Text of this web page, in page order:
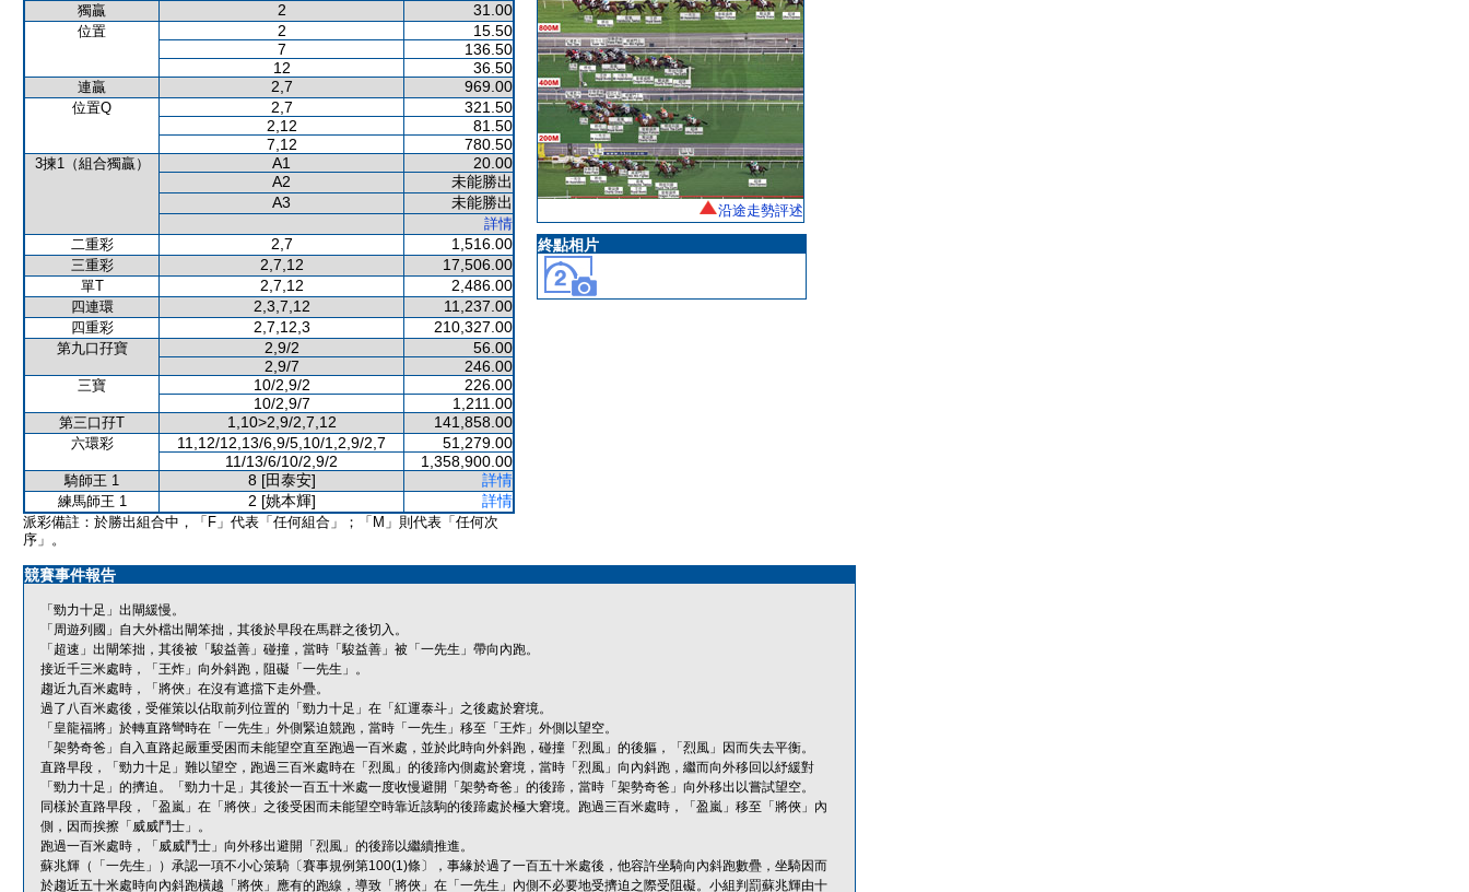
獨贏
2 31.00
位置 2
15.50
7
136.50
12
36.50
連贏 2,7 969.00
位置Q 2,7
321.50
2,12
81.50
7,12
780.50
3揀1（組合獨贏） A1
20.00
A2
未能勝出
A3
未能勝出
詳情
二重彩
2,7 1,516.00
三重彩 2,7,12 17,506.00
單T 2,7,12 2,486.00
四連環 2,3,7,12 11,237.00
四重彩 2,7,12,3 210,327.00
第九口孖寶 2,9/2
56.00
2,9/7
246.00
三寶 10/2,9/2
226.00
10/2,9/7
1,211.00
第三口孖T 1,10>2,9/2,7,12 141,858.00
六環彩 11,12/12,13/6,9/5,10/1,2,9/2,7
51,279.00
11/13/6/10/2,9/2
1,358,900.00
騎師王 1 8 [田泰安] 詳情
練馬師王 1 2 [姚本輝] 詳情
派彩備註：於勝出組合中，「F」代表「任何組合」；「M」則代表「任何次
序」。
沿途走勢評述
終點相片
競賽事件報告
「勁力十足」出閘緩慢。
「周遊列國」自大外檔出閘笨拙，其後於早段在馬群之後切入。
「超速」出閘笨拙，其後被「駿益善」碰撞，當時「駿益善」被「一先生」帶向內跑。
接近千三米處時，「王炸」向外斜跑，阻礙「一先生」。
趨近九百米處時，「將俠」在沒有遮擋下走外疊。
過了八百米處後，受催策以佔取前列位置的「勁力十足」在「紅運泰斗」之後處於窘境。
「皇龍福將」於轉直路彎時在「一先生」外側緊迫競跑，當時「一先生」移至「王炸」外側以望空。
「架勢奇爸」自入直路起嚴重受困而未能望空直至跑過一百米處，並於此時向外斜跑，碰撞「烈風」的後軀，「烈風」因而失去平衡。
直路早段，「勁力十足」難以望空，跑過三百米處時在「烈風」的後蹄內側處於窘境，當時「烈風」向內斜跑，繼而向外移回以紓緩對
「勁力十足」的擠迫。「勁力十足」其後於一百五十米處一度收慢避開「架勢奇爸」的後蹄，當時「架勢奇爸」向外移出以嘗試望空。
同樣於直路早段，「盈嵐」在「將俠」之後受困而未能望空時靠近該駒的後蹄處於極大窘境。跑過三百米處時，「盈嵐」移至「將俠」內
側，因而挨擦「威威鬥士」。
跑過一百米處時，「威威鬥士」向外移出避開「烈風」的後蹄以繼續推進。
蘇兆輝（「一先生」）承認一項不小心策騎〔賽事規例第100(1)條〕，事緣於過了一百五十米處後，他容許坐騎向內斜跑數疊，坐騎因而
於趨近五十米處時向內斜跑橫越「將俠」應有的跑線，導致「將俠」在「一先生」內側不必要地受擠迫之際受阻礙。小組判罰蘇兆輝由十